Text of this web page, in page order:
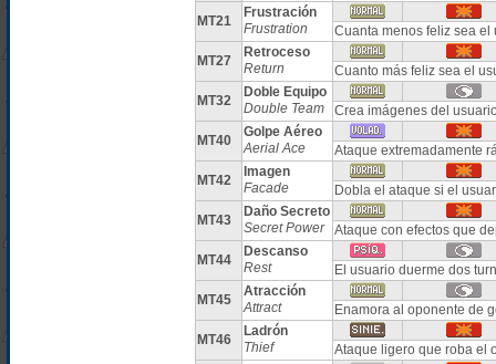
MT21
Frustración
Frustration
Cuanta menos feliz sea el
MT27
Retroceso
Return
Cuanto más feliz sea el
MT32
Doble Equipo
Double Team
Crea imágenes del
MT40
Golpe Aéreo
Aerial Ace
Ataque extremadamente
MT42
Imagen
Facade
Dobla el ataque si el
MT43
Daño Secreto
Secret Power
Ataque con efectos que
MT44
Descanso
Rest
El usuario duerme dos
MT45
Atracción
Attract
Enamora al oponente de
MT46
Ladrón
Thief
Ataque ligero que roba el